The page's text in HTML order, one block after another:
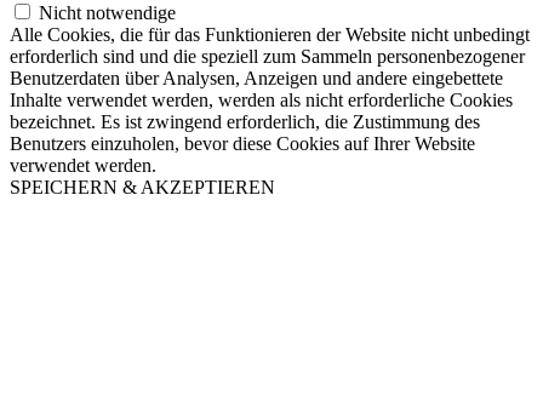
Nicht notwendige
Alle Cookies, die für das Funktionieren der Website nicht unbedingt
erforderlich sind und die speziell zum Sammeln personenbezogener
Benutzerdaten über Analysen, Anzeigen und andere eingebettete
Inhalte verwendet werden, werden als nicht erforderliche Cookies
bezeichnet. Es ist zwingend erforderlich, die Zustimmung des
Benutzers einzuholen, bevor diese Cookies auf Ihrer Website
verwendet werden.
SPEICHERN & AKZEPTIEREN